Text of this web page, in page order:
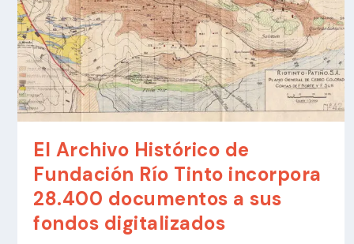
El Archivo Histórico de
Fundación Río Tinto incorpora
28.400 documentos a sus
fondos digitalizados